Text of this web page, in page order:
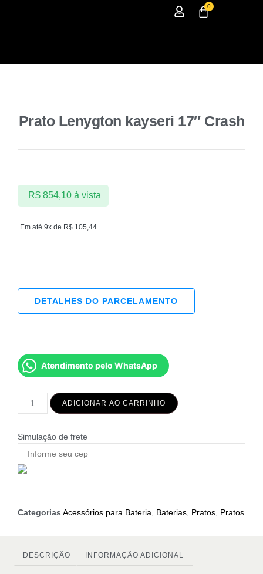
0
Prato Lenygton kayseri 17″ Crash
Em até 9x de R$ 105,44
R$854,10 à vista
DETALHES DO PARCELAMENTO
Atendimento pelo WhatsApp
ADICIONAR AO CARRINHO
Simulação de frete
Categorias Acessórios para Bateria Baterias Pratos Pratos
DESCRIÇÃO INFORMAÇÃO ADICIONAL